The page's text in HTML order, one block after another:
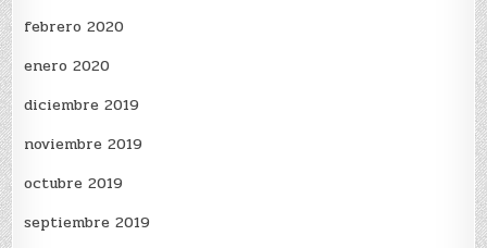
febrero 2020
enero 2020
diciembre 2019
noviembre 2019
octubre 2019
septiembre 2019